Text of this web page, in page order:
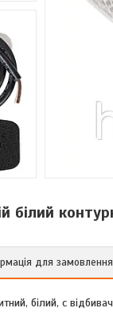
білий
для замовлення
білий, c